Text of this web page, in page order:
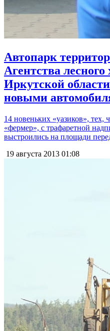
Автопарк
Агентства лесного
Иркутской
новыми
14 новеньких «уазиков», тех,
«фермер», с трафаретной
выстроились на площади
19 августа 2013 01:08